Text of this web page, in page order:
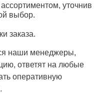
уточнив
выбор.
заказа.
наши менеджеры,
ответят на любые
оперативную